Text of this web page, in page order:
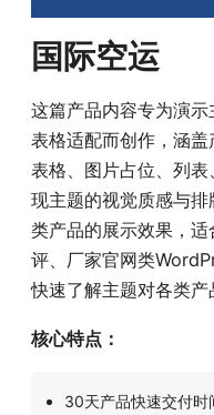
国际空运
这篇产品内容专为演
表格适配而创作，涵
表格、图片占位、列
现主题的视觉质感与
类产品的展示效果，
评、厂家官网类
快速了解主题对各类产
核心特点：
30天产品快速交付时